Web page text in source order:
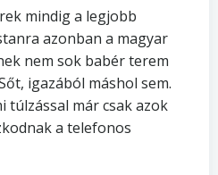
mindig a legjobb
azonban a magyar
nem sok babér terem
igazából máshol sem.
túlzással már csak azok
a telefonos